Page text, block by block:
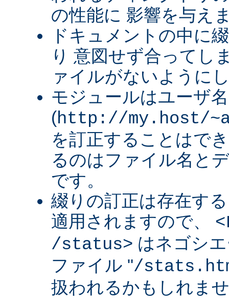
の性能に 影響を与え
ドキュメントの中に
り 意図せず合ってし
ァイルがないように
モジュールはユーザ
(http://my.host/
を訂正することはで
るのはファイル名と
です。
綴りの訂正は存在す
適用されますので、
/status> はネゴシ
ファイル "/
扱われるかもしれま